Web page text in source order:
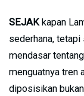
SEJAKkapan
sederhana,
mendasar
menguatnya tren
diposisikan